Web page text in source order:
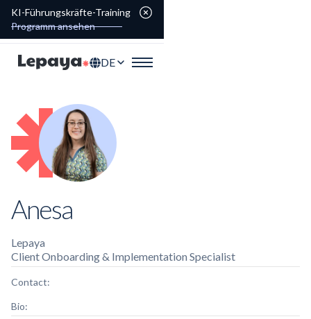
KI-Führungskräfte-Training
Programm ansehen
DE
Anesa
Lepaya
Client Onboarding & Implementation Specialist
Contact:
Bio: